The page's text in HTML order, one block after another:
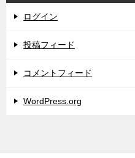
ログイン
投稿フィード
コメントフィード
WordPress.org